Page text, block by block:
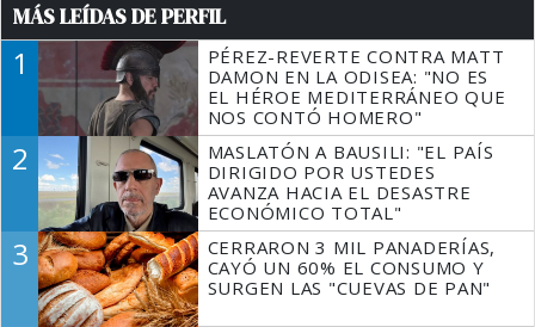
MÁS LEÍDAS DE PERFIL
1
PÉREZ-REVERTE CONTRA MATT
DAMON EN LA ODISEA: "NO ES
EL HÉROE MEDITERRÁNEO QUE
NOS CONTÓ HOMERO"
2
MASLATÓN A BAUSILI: "EL PAÍS
DIRIGIDO POR USTEDES
AVANZA HACIA EL DESASTRE
ECONÓMICO TOTAL"
3
CERRARON 3 MIL PANADERÍAS,
CAYÓ UN 60% EL CONSUMO Y
SURGEN LAS "CUEVAS DE PAN"